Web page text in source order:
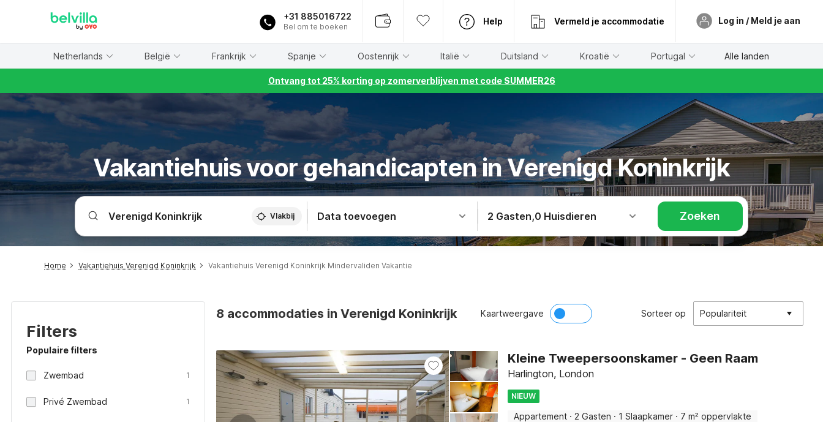
+31 885016722
Bel om te boeken
Help Vermeld je accommodatie Log in / Meld je aan
Netherlands België Frankrijk Spanje Oostenrijk Italië Duitsland Kroatië Portugal Alle landen
Ontvang tot 25% korting op zomerverblijven met code SUMMER26
Vakantiehuis voor gehandicapten in Verenigd Koninkrijk
Vlakbij Data toevoegen 2 Gasten,0 Huisdieren Zoeken
Home Vakantiehuis Verenigd Koninkrijk Vakantiehuis Verenigd Koninkrijk Mindervaliden Vakantie
Filters
Populaire filters
Zwembad 1
Privé Zwembad 1
8 accommodaties in Verenigd Koninkrijk Kaartweergave Sorteer op Populariteit
Kleine Tweepersoonskamer - Geen Raam
Harlington, London
NIEUW
Appartement · 2 Gasten · 1 Slaapkamer · 7 m² oppervlakte